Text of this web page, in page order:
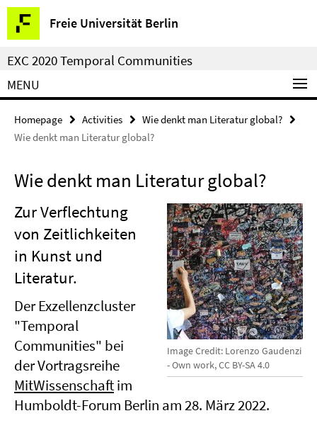
Springe
direkt
zu
Inhalt
Freie Universität Berlin
Service
Navigation
EXC 2020 Temporal Communities
MENU
Homepage Activities
Wie denkt man Literatur global?
Wie denkt man Literatur global?
Wie denkt man Literatur global?
Image Credit: Lorenzo Gaudenzi
- Own work, CC BY-SA 4.0
Zur Verflechtung
von Zeitlichkeiten
in Kunst und
Literatur.
Der Exzellenzcluster
"Temporal
Communities" bei
der Vortragsreihe
MitWissenschaftim
Humboldt-Forum Berlin am 28. März 2022.